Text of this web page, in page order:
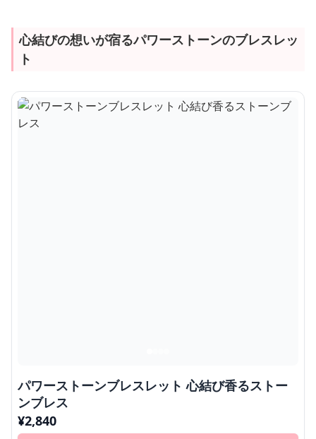
心結びの想いが宿るパワーストーンのブレスレッ
ト
パワーストーンブレスレット 心結び香るストー
ンブレス
¥2,840